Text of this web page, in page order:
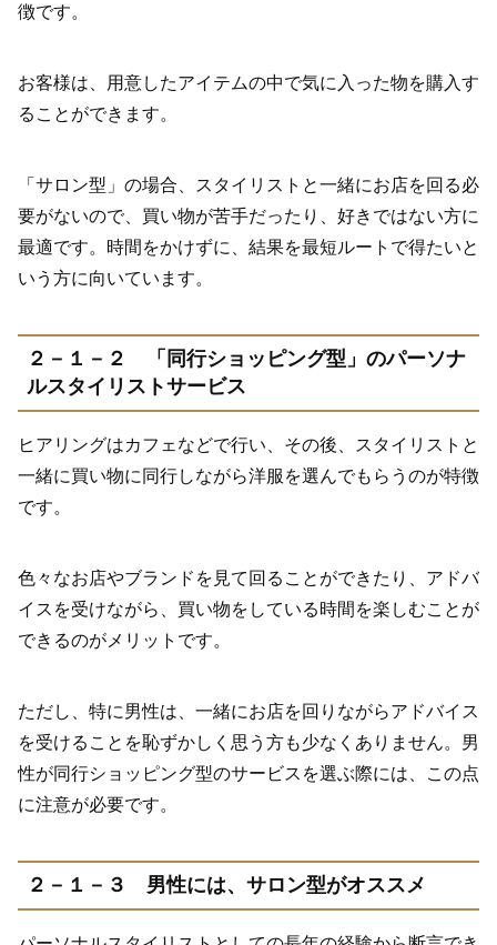
徴です。
お客様は、用意したアイテムの中で気に入った物を購入す
ることができます。
「サロン型」の場合、スタイリストと一緒にお店を回る必
要がないので、買い物が苦手だったり、好きではない方に
最適です。時間をかけずに、結果を最短ルートで得たいと
いう方に向いています。
２－１－２ 「同行ショッピング型」のパーソナ
ルスタイリストサービス
ヒアリングはカフェなどで行い、その後、スタイリストと
一緒に買い物に同行しながら洋服を選んでもらうのが特徴
です。
色々なお店やブランドを見て回ることができたり、アドバ
イスを受けながら、買い物をしている時間を楽しむことが
できるのがメリットです。
ただし、特に男性は、一緒にお店を回りながらアドバイス
を受けることを恥ずかしく思う方も少なくありません。男
性が同行ショッピング型のサービスを選ぶ際には、この点
に注意が必要です。
２－１－３ 男性には、サロン型がオススメ